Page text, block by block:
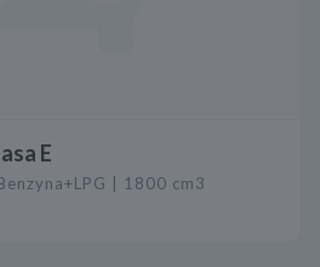
E
| 1800 cm3